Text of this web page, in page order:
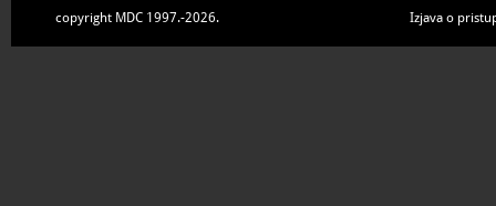
copyright MDC 1997.-2026. Izjava o